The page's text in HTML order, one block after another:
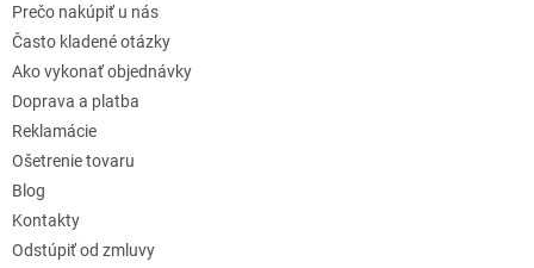
Prečo nakúpiť u nás
Často kladené otázky
Ako vykonať objednávky
Doprava a platba
Reklamácie
Ošetrenie tovaru
Blog
Kontakty
Odstúpiť od zmluvy